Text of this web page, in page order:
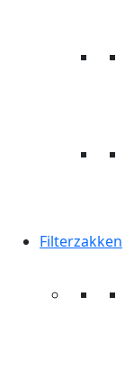
Filterzakken